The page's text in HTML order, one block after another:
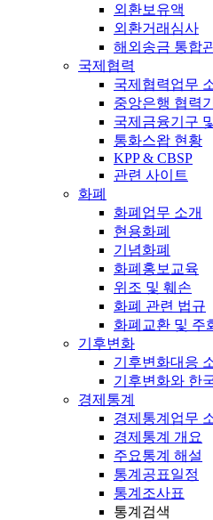
외환보유액
외환거래심사
해외송금 통합
국제협력
국제협력업무
중앙은행 협력
국제금융기구
통화스왑 현황
KPP & CBSP
관련 사이트
화폐
화폐업무 소개
현용화폐
기념화폐
화폐홍보교육
위조 및 훼손
화폐 관련 법규
화폐교환 및 주
기후변화
기후변화대응
기후변화와 한
경제통계
경제통계업무
경제통계 개요
주요통계 해설
통계공표일정
통계조사표
통계검색